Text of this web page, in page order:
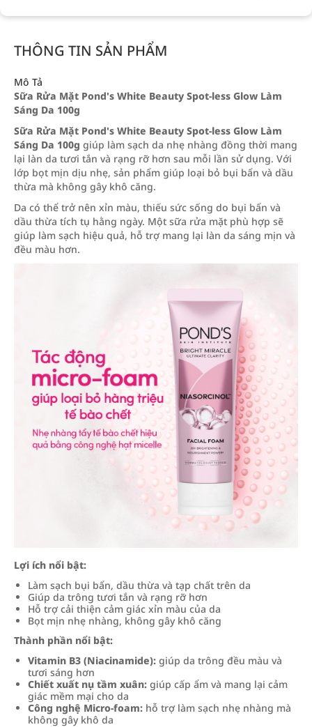
THÔNG TIN SẢN PHẨM
Mô Tả
Sữa Rửa Mặt Pond's White Beauty Spot-less Glow Làm
Sáng Da 100g
Sữa Rửa Mặt Pond's White Beauty Spot-less Glow Làm
Sáng Da 100g giúp làm sạch da nhẹ nhàng đồng thời mang
lại làn da tươi tắn và rạng rỡ hơn sau mỗi lần sử dụng. Với
lớp bọt mịn dịu nhẹ, sản phẩm giúp loại bỏ bụi bẩn và dầu
thừa mà không gây khô căng.
Da có thể trở nên xỉn màu, thiếu sức sống do bụi bẩn và
dầu thừa tích tụ hằng ngày. Một sữa rửa mặt phù hợp sẽ
giúp làm sạch hiệu quả, hỗ trợ mang lại làn da sáng mịn và
đều màu hơn.
Lợi ích nổi bật:
Làm sạch bụi bẩn, dầu thừa và tạp chất trên da
Giúp da trông tươi tắn và rạng rỡ hơn
Hỗ trợ cải thiện cảm giác xỉn màu của da
Bọt mịn nhẹ nhàng, không gây khô căng
Thành phần nổi bật:
Vitamin B3 (Niacinamide): giúp da trông đều màu và
tươi sáng hơn
Chiết xuất nụ tầm xuân: giúp cấp ẩm và mang lại cảm
giác mềm mại cho da
Công nghệ Micro-foam: hỗ trợ làm sạch nhẹ nhàng mà
không gây khô da